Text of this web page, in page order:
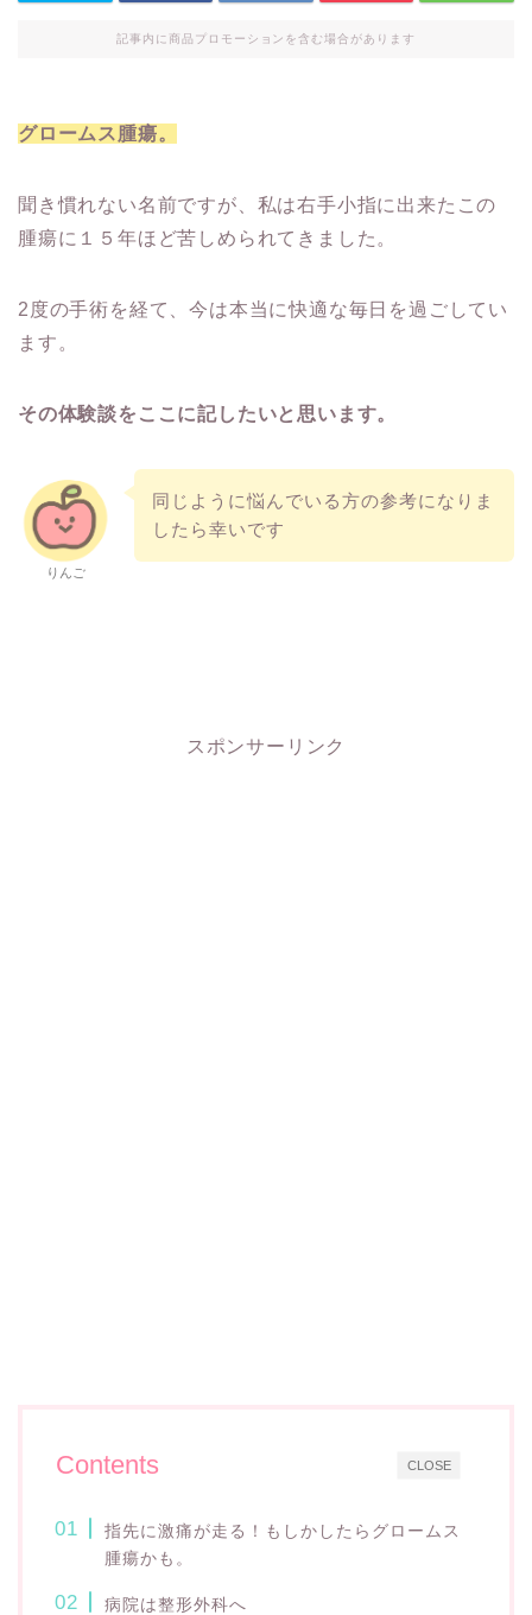
記事内に商品プロモーションを含む場合があります
グロームス腫瘍。
聞き慣れない名前ですが、私は右手小指に出来たこの
腫瘍に１５年ほど苦しめられてきました。
2度の手術を経て、今は本当に快適な毎日を過ごしてい
ます。
その体験談をここに記したいと思います。
りんご
同じように悩んでいる方の参考になりま
したら幸いです
スポンサーリンク
CLOSE
Contents
指先に激痛が走る！もしかしたらグロームス
腫瘍かも。
病院は整形外科へ